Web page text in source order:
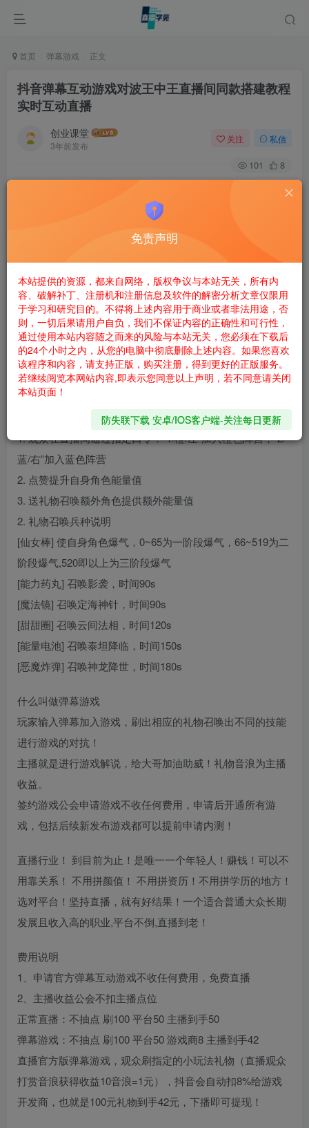
首页 弹幕游戏 正文
抖音弹幕互动游戏对波王中王直播间同款搭建教程
实时互动直播
创业课堂
3年前发布
关注 私信
101 8
抖音弹幕互动游戏对波王中王直播间同款搭建教程实时互动
对波王中王是一款2DQ版卡通风格休闲比赛玩法。直播间观
礼物角色发射特殊的能量波。点赞和送礼物行为均可给己方
阵营增加能量推力，能量推力高的一方会推动能量球向低的
一方前进。当能量球被推动到敌方景尽头时，本局游戏结
束，己方获胜。
对波王中王玩法规则说明：
1. 基础玩法指令
1. 观众在直播间通过指定口令：“1/橙/左”加入橙色阵营；“2/
蓝/右”加入蓝色阵营
2. 点赞提升自身角色能量值
3. 送礼物召唤额外角色提供额外能量值
2. 礼物召唤兵种说明
[仙女棒] 使自身角色爆气，0~65为一阶段爆气，66~519为二
阶段爆气,520即以上为三阶段爆气
[能力药丸] 召唤影袭，时间90s
[魔法镜] 召唤定海神针，时间90s
[甜甜圈] 召唤云间法相，时间120s
[能量电池] 召唤泰坦降临，时间150s
[恶魔炸弹] 召唤神龙降世，时间180s
什么叫做弹幕游戏
玩家输入弹幕加入游戏，刷出相应的礼物召唤出不同的技能
进行游戏的对抗！
主播就是进行游戏解说，给大哥加油助威！礼物音浪为主播
收益。
签约游戏公会申请游戏不收任何费用，申请后开通所有游
戏，包括后续新发布游戏都可以提前申请内测！
直播行业！ 到目前为止！是唯一一个年轻人！赚钱！可以不
用靠关系！ 不用拼颜值！ 不用拼资历！不用拼学历的地方！
选对平台！坚持直播，就有好结果！一个适合普通大众长期
发展且收入高的职业,平台不倒,直播到老！
费用说明
1、申请官方弹幕互动游戏不收任何费用，免费直播
2、主播收益公会不扣主播点位
正常直播：不抽点 刷100 平台50 主播到手50
弹幕游戏：不抽点 刷100 平台50 游戏商8 主播到手42
直播官方版弹幕游戏，观众刷指定的小玩法礼物（直播观众
打赏音浪获得收益10音浪=1元），抖音会自动扣8%给游戏
开发商，也就是100元礼物到手42元，下播即可提现！
免责声明
本站提供的资源，都来自网络，版权争议与本站无关，所有内
容、破解补丁、注册机和注册信息及软件的解密分析文章仅限用
于学习和研究目的。不得将上述内容用于商业或者非法用途，否
则，一切后果请用户自负，我们不保证内容的正确性和可行性，
通过使用本站内容随之而来的风险与本站无关，您必须在下载后
的24个小时之内，从您的电脑中彻底删除上述内容。如果您喜欢
该程序和内容，请支持正版，购买注册，得到更好的正版服务。
若继续阅览本网站内容,即表示您同意以上声明，若不同意请关闭
本站页面！
防失联下载 安卓/IOS客户端-关注每日更新